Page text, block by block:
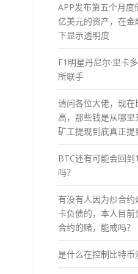
APP发布第五个月度
亿美元的资产，在
下显示透明度
F1明星丹尼尔·里卡
所联手
请问各位大佬，现在
高，那些钱是从哪
矿工提现到底真正提
BTC还有可能会回
吗？
有没有人因为炒合
卡负债的，本人目前
合约的赌，能戒吗？
是什么在控制比特币